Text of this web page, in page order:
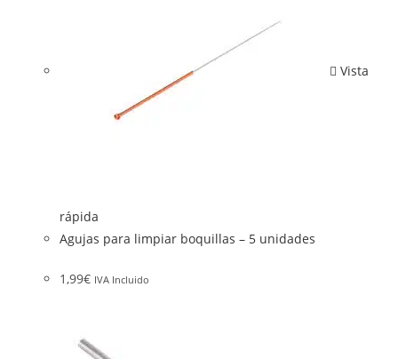
Vista
rápida
Agujas para limpiar boquillas – 5 unidades
1,99€ IVA Incluido